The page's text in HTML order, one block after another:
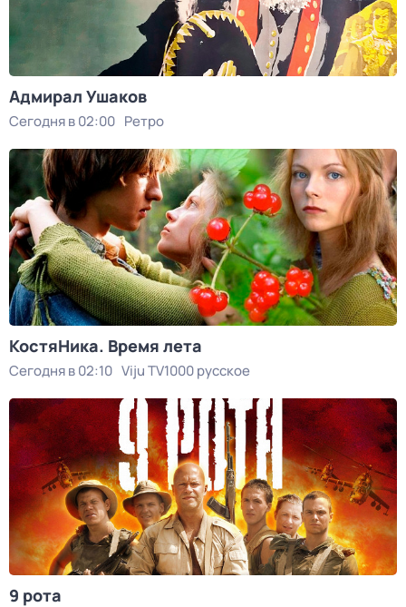
Адмирал Ушаков
Сегодня в 02:00 Ретро
КостяНика. Время лета
Сегодня в 02:10 Viju TV1000 русское
9 рота